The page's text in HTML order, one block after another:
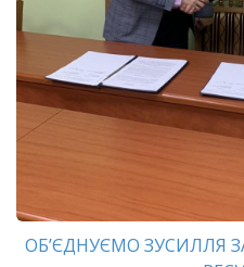
ОБ’ЄДНУЄМО ЗУСИЛЛЯ